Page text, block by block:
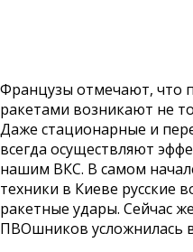
Французы отмечают, что
ракетами возникают не
Даже стационарные и
всегда осуществляют
нашим ВКС. В самом
техники в Киеве русские
ракетные удары. Сейчас
ПВОшников усложнилась